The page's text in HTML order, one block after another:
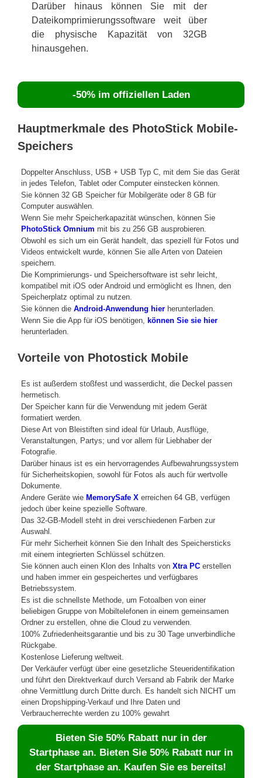
Darüber hinaus können Sie mit der
Dateikomprimierungssoftware weit über
die physische Kapazität von 32GB
hinausgehen.
-50% im offiziellen Laden
Hauptmerkmale des PhotoStick Mobile-
Speichers
Doppelter Anschluss, USB + USB Typ C, mit dem Sie das Gerät
in jedes Telefon, Tablet oder Computer einstecken können.
Sie können 32 GB Speicher für Mobilgeräte oder 8 GB für
Computer auswählen.
Wenn Sie mehr Speicherkapazität wünschen, können Sie
PhotoStick Omnium mit bis zu 256 GB ausprobieren.
Obwohl es sich um ein Gerät handelt, das speziell für Fotos und
Videos entwickelt wurde, können Sie alle Arten von Dateien
speichern.
Die Komprimierungs- und Speichersoftware ist sehr leicht,
kompatibel mit iOS oder Android und ermöglicht es Ihnen, den
Speicherplatz optimal zu nutzen.
Sie können die Android-Anwendung hier herunterladen.
Wenn Sie die App für iOS benötigen,
können Sie sie hier
herunterladen.
Vorteile von Photostick Mobile
Es ist außerdem stoßfest und wasserdicht, die Deckel passen
hermetisch.
Der Speicher kann für die Verwendung mit jedem Gerät
formatiert werden.
Diese Art von Bleistiften sind ideal für Urlaub, Ausflüge,
Veranstaltungen, Partys; und vor allem für Liebhaber der
Fotografie.
Darüber hinaus ist es ein hervorragendes Aufbewahrungssystem
für Sicherheitskopien, sowohl für Fotos als auch für wertvolle
Dokumente.
Andere Geräte wie MemorySafe X erreichen 64 GB, verfügen
jedoch über keine spezielle Software.
Das 32-GB-Modell steht in drei verschiedenen Farben zur
Auswahl.
Für mehr Sicherheit können Sie den Inhalt des Speichersticks
mit einem integrierten Schlüssel schützen.
Sie können auch einen Klon des Inhalts von Xtra PC erstellen
und haben immer ein gespeichertes und verfügbares
Betriebssystem.
Es ist die schnellste Methode, um Fotoalben von einer
beliebigen Gruppe von Mobiltelefonen in einem gemeinsamen
Ordner zu erstellen, ohne die Cloud zu verwenden.
100% Zufriedenheitsgarantie und bis zu 30 Tage unverbindliche
Rückgabe.
Kostenlose Lieferung weltweit.
Der Verkäufer verfügt über eine gesetzliche Steueridentifikation
und führt den Direktverkauf durch Versand ab Fabrik der Marke
ohne Vermittlung durch Dritte durch. Es handelt sich NICHT um
einen Dropshipping-Verkauf und Ihre Daten und
Verbraucherrechte werden zu 100% gewahrt
Bieten Sie 50% Rabatt nur in der
Startphase an. Bieten Sie 50% Rabatt nur in
der Startphase an. Kaufen Sie es bereits!